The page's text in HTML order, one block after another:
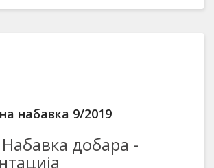
набавка 9/2019
добара -